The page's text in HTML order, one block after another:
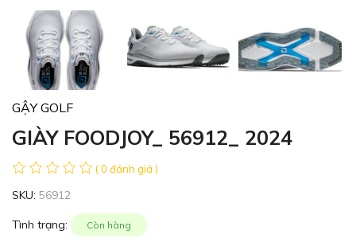
GẬY GOLF
GIÀY FOODJOY_ 56912_ 2024
( 0 đánh giá )
SKU: 56912
Tình trạng: Còn hàng